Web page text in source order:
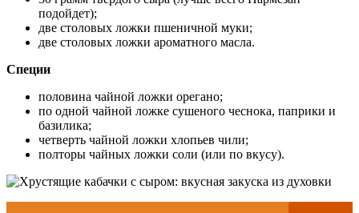
подойдет);
две столовых ложки пшеничной муки;
две столовых ложки ароматного масла.
Специи
половина чайной ложки орегано;
по одной чайной ложке сушеного чеснока, паприки и
базилика;
четверть чайной ложки хлопьев чили;
полторы чайных ложки соли (или по вкусу).